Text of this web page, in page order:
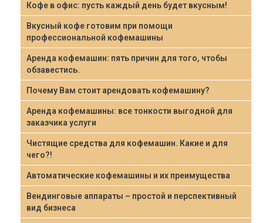
Кофе в офис: пусть каждый день будет вкусным!
Вкусный кофе готовим при помощи
профессиональной кофемашины
Аренда кофемашин: пять причин для того, чтобы
обзавестись.
Почему Вам стоит арендовать кофемашину?
Аренда кофемашины: все тонкости выгодной для
заказчика услуги
Чистящие средства для кофемашин. Какие и для
чего?!
Автоматические кофемашины и их преимущества
Вендинговые аппараты – простой и перспективный
вид бизнеса